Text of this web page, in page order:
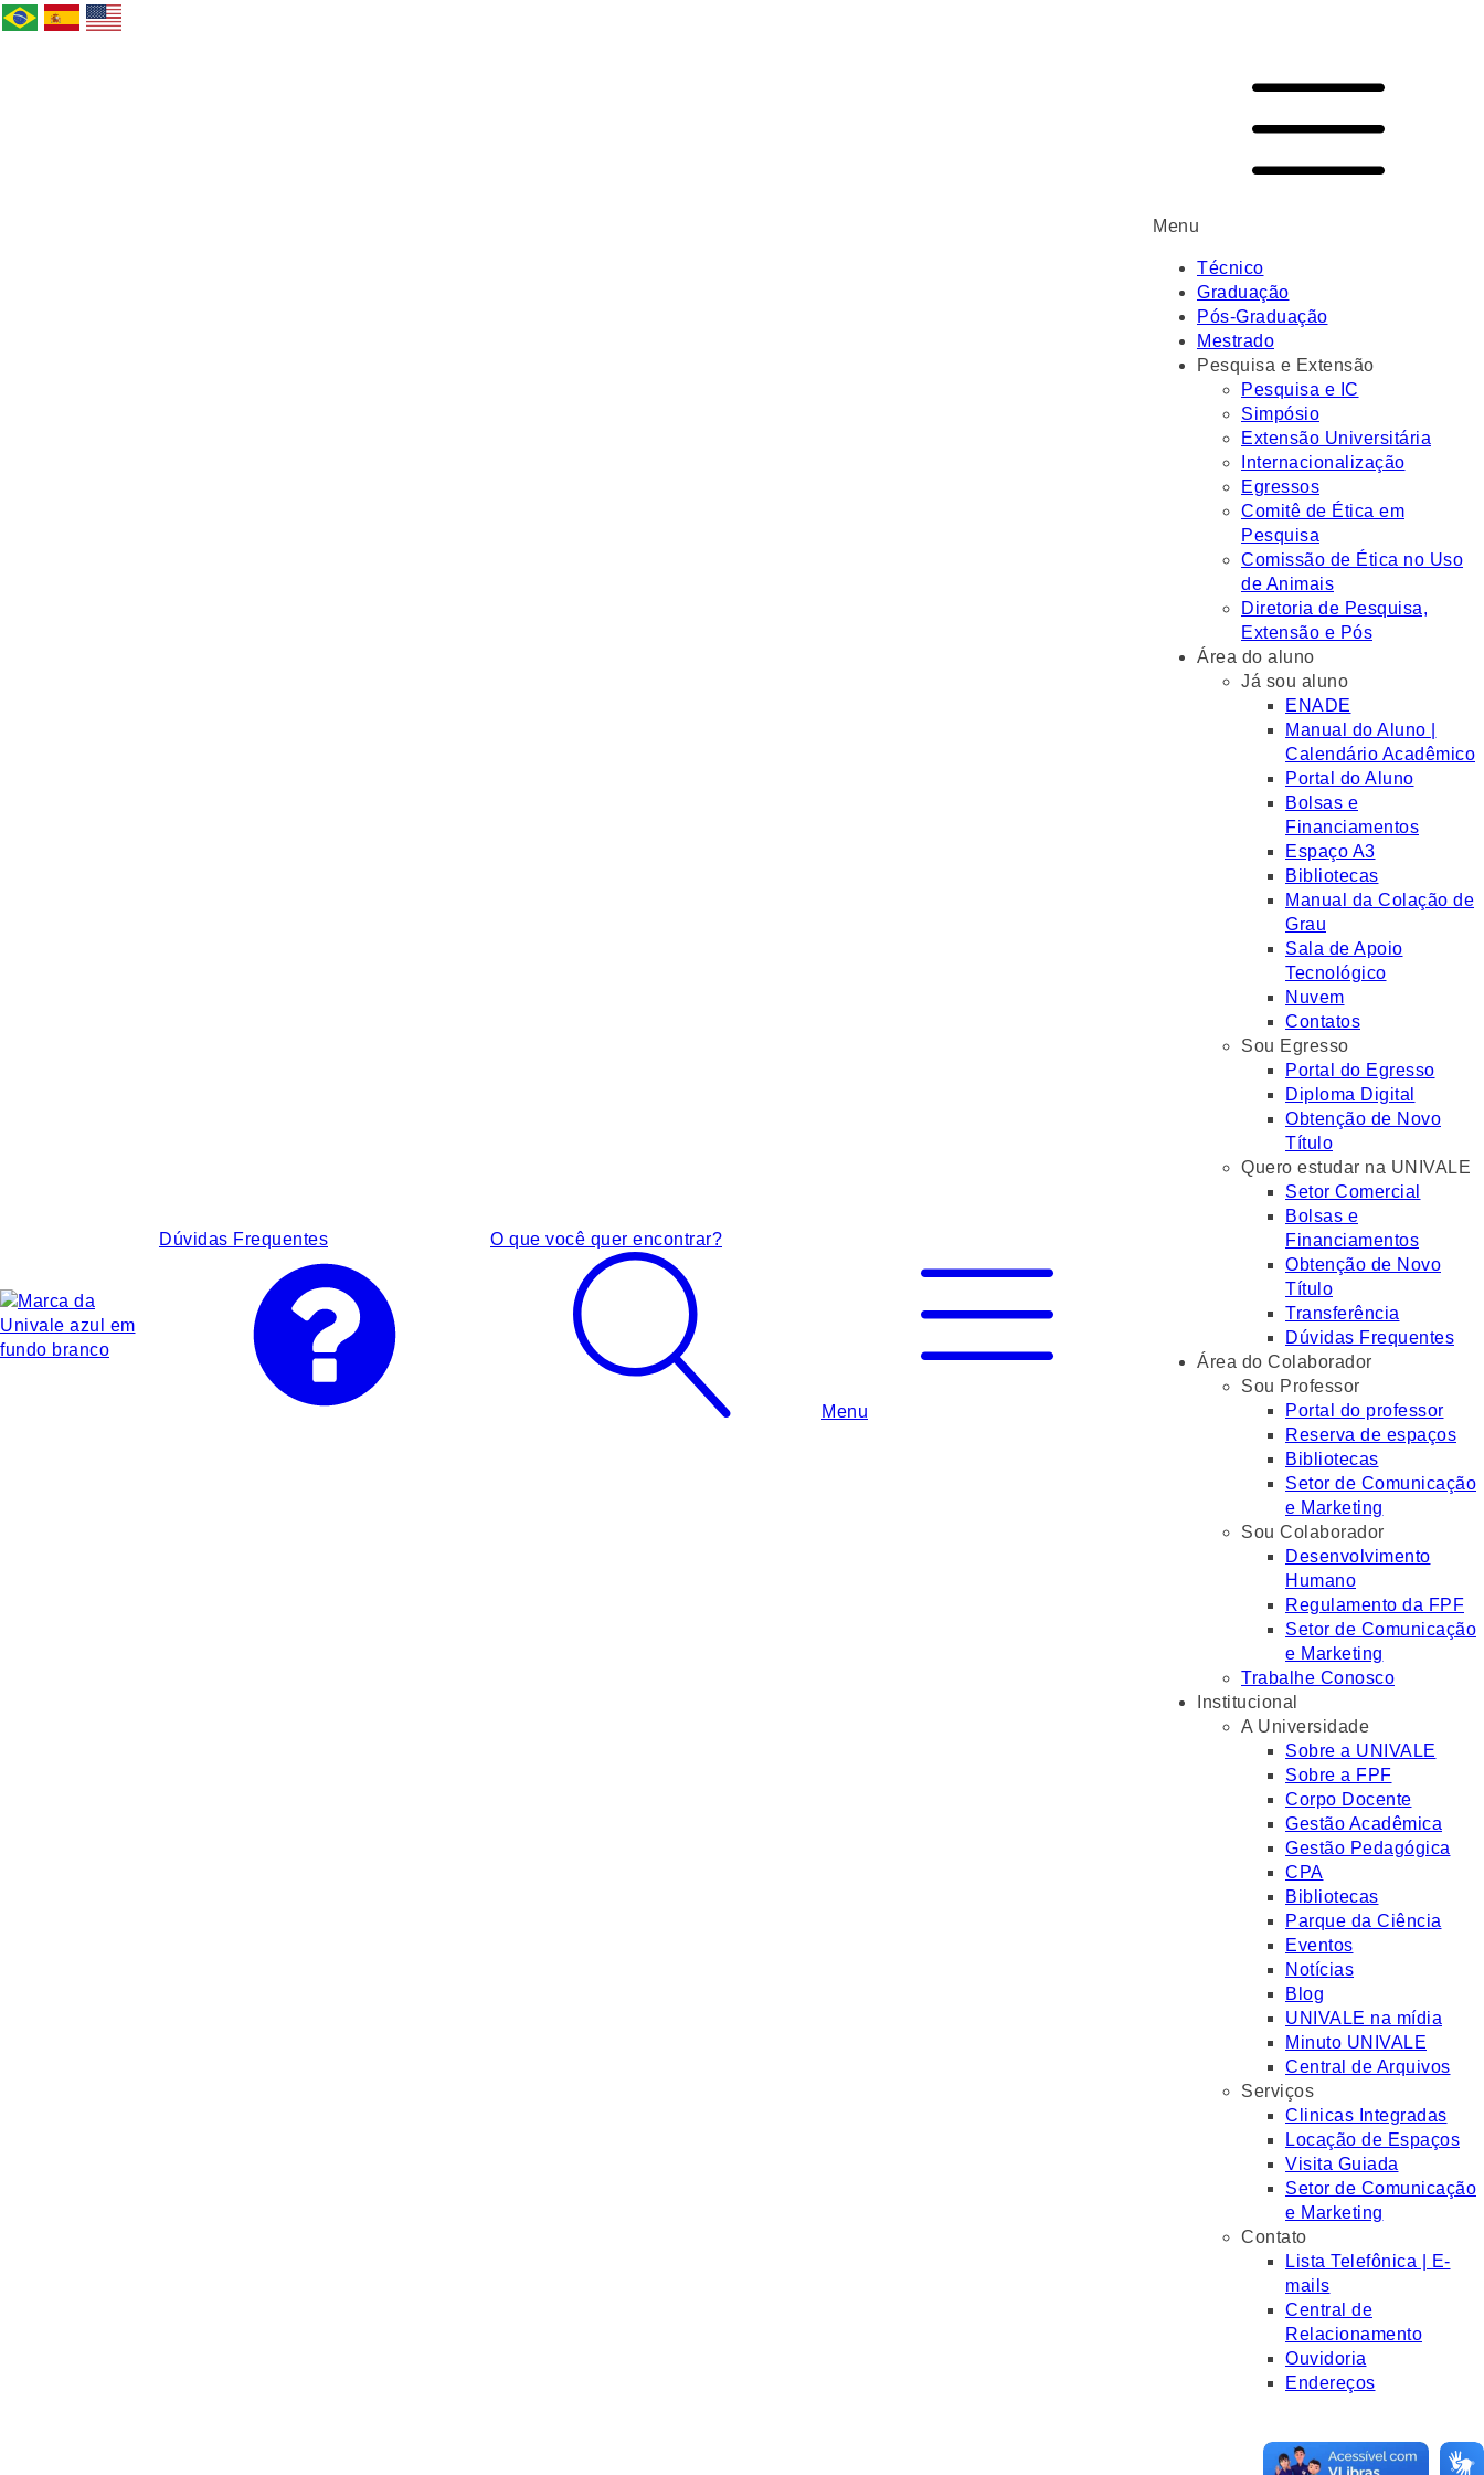
Dúvidas Frequentes O que você quer encontrar?
Menu
Menu
Técnico
Graduação
Pós-Graduação
Mestrado
Pesquisa e Extensão
Pesquisa e IC
Simpósio
Extensão Universitária
Internacionalização
Egressos
Comitê de Ética em
Pesquisa
Comissão de Ética no Uso
de Animais
Diretoria de Pesquisa,
Extensão e Pós
Área do aluno
Já sou aluno
ENADE
Manual do Aluno |
Calendário Acadêmico
Portal do Aluno
Bolsas e
Financiamentos
Espaço A3
Bibliotecas
Manual da Colação de
Grau
Sala de Apoio
Tecnológico
Nuvem
Contatos
Sou Egresso
Portal do Egresso
Diploma Digital
Obtenção de Novo
Título
Quero estudar na UNIVALE
Setor Comercial
Bolsas e
Financiamentos
Obtenção de Novo
Título
Transferência
Dúvidas Frequentes
Área do Colaborador
Sou Professor
Portal do professor
Reserva de espaços
Bibliotecas
Setor de Comunicação
e Marketing
Sou Colaborador
Desenvolvimento
Humano
Regulamento da FPF
Setor de Comunicação
e Marketing
Trabalhe Conosco
Institucional
A Universidade
Sobre a UNIVALE
Sobre a FPF
Corpo Docente
Gestão Acadêmica
Gestão Pedagógica
CPA
Bibliotecas
Parque da Ciência
Eventos
Notícias
Blog
UNIVALE na mídia
Minuto UNIVALE
Central de Arquivos
Serviços
Clinicas Integradas
Locação de Espaços
Visita Guiada
Setor de Comunicação
e Marketing
Contato
Lista Telefônica | E-
mails
Central de
Relacionamento
Ouvidoria
Endereços